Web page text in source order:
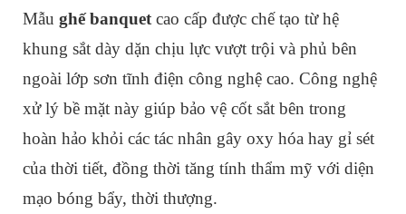
Mẫu ghế banquetcao cấp được chế tạo từ hệ
khung sắt dày dặn chịu lực vượt trội và phủ bên
ngoài lớp sơn tĩnh điện công nghệ cao. Công nghệ
xử lý bề mặt này giúp bảo vệ cốt sắt bên trong
hoàn hảo khỏi các tác nhân gây oxy hóa hay gỉ sét
của thời tiết, đồng thời tăng tính thẩm mỹ với diện
mạo bóng bẩy, thời thượng.